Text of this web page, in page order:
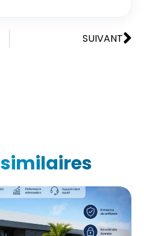
SUIVANT